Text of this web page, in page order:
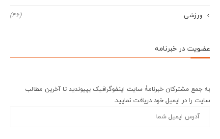
ورزشی (46)
عضویت در خبرنامه
به جمع مشترکان خبرنامۀ سایت اینفوگرافیک بپیوندید تا آخرین مطالب
سایت را در ایمیل خود دریافت نمایید.